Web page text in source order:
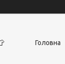
Головна